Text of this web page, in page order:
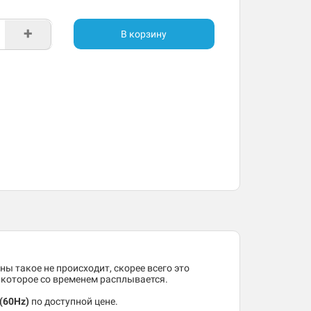
+ В корзину
такое не происходит, скорее всего это
со временем расплывается.
по доступной цене.